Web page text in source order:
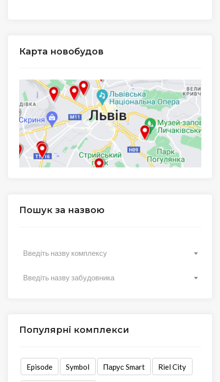
Карта новобудов
Пошук за назвою
Введіть назву комплексу
Введіть назву забудовника
Популярні комплекси
Episode Symbol Парус Smart Riel City